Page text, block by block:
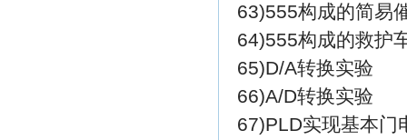
63)555构成的简易
64)555构成的救护
65)D/A转换实验
66)A/D转换实验
67)PLD实现基本门